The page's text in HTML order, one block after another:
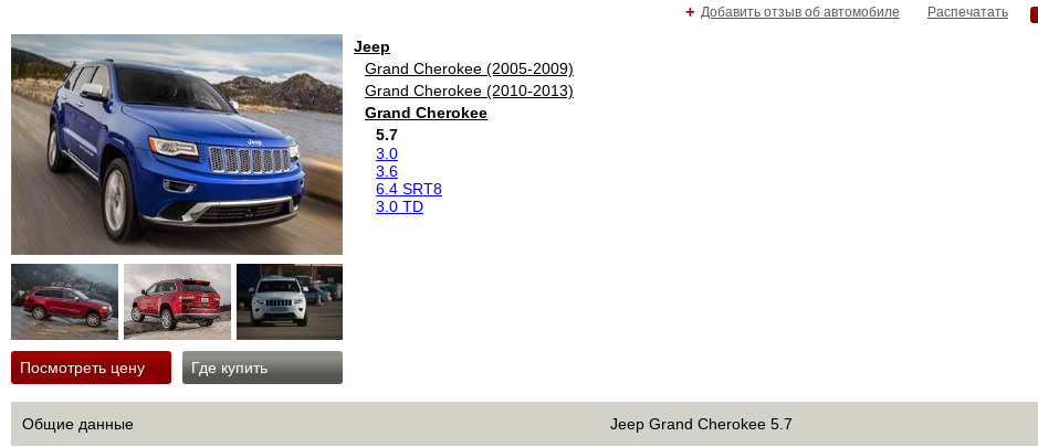
Распечатать
+ Добавить отзыв об автомобиле
Посмотреть цену Где купить
Jeep
Grand Cherokee (2005-2009)
Grand Cherokee (2010-2013)
Grand Cherokee
5.7
3.0
3.6
6.4 SRT8
3.0 TD
Общие данные Jeep Grand Cherokee 5.7